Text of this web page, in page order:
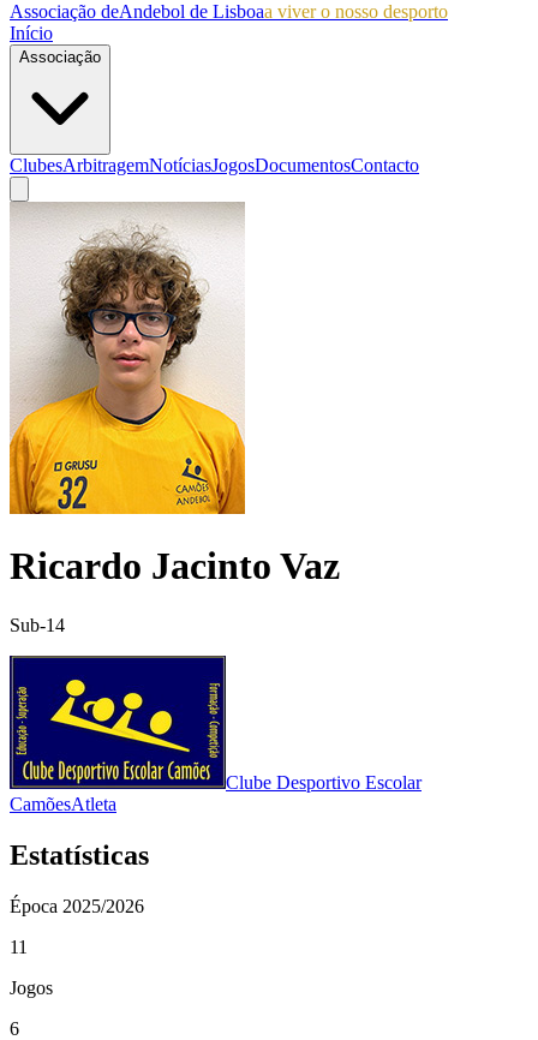
Associação deAndebol de Lisboaa viver o nosso desporto
Início
Associação
ClubesArbitragemNotíciasJogosDocumentosContacto
Ricardo Jacinto Vaz
Sub-14
Clube Desportivo Escolar
CamõesAtleta
Estatísticas
Época 2025/2026
11
Jogos
6